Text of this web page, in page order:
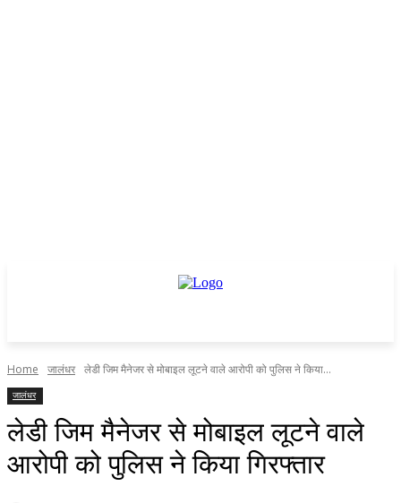
Home जालंधर लेडी जिम मैनेजर से मोबाइल लूटने वाले आरोपी को पुलिस ने किया...
जालंधर
लेडी जिम मैनेजर से मोबाइल लूटने वाले
आरोपी को पुलिस ने किया गिरफ्तार